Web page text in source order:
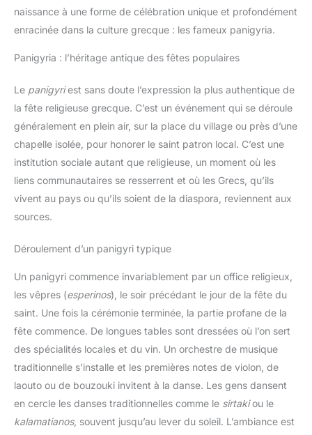
naissance à une forme de célébration unique et profondément
enracinée dans la culture grecque : les fameux panigyria.
Panigyria : l’héritage antique des fêtes populaires
Le panigyriest sans doute l’expression la plus authentique de
la fête religieuse grecque. C’est un événement qui se déroule
généralement en plein air, sur la place du village ou près d’une
chapelle isolée, pour honorer le saint patron local. C’est une
institution sociale autant que religieuse, un moment où les
liens communautaires se resserrent et où les Grecs, qu’ils
vivent au pays ou qu’ils soient de la diaspora, reviennent aux
sources.
Déroulement d’un panigyri typique
Un panigyri commence invariablement par un office religieux,
les vêpres (esperinos), le soir précédant le jour de la fête du
saint. Une fois la cérémonie terminée, la partie profane de la
fête commence. De longues tables sont dressées où l’on sert
des spécialités locales et du vin. Un orchestre de musique
traditionnelle s’installe et les premières notes de violon, de
laouto ou de bouzouki invitent à la danse. Les gens dansent
en cercle les danses traditionnelles comme le sirtakiou le
kalamatianos, souvent jusqu’au lever du soleil. L’ambiance est